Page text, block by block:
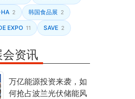
2 韩国食品展 2
EXPO 11 SAVE 2
资讯
万亿能源投资来袭，如
何抢占波兰光伏储能风